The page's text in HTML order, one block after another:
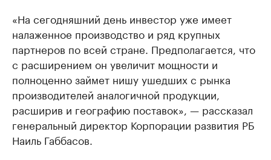
«На сегодняшний день инвестор уже имеет
налаженное производство и ряд крупных
партнеров по всей стране. Предполагается, что
с расширением он увеличит мощности и
полноценно займет нишу ушедших с рынка
производителей аналогичной продукции,
расширив и географию поставок», — рассказал
генеральный директор Корпорации развития РБ
Наиль Габбасов.